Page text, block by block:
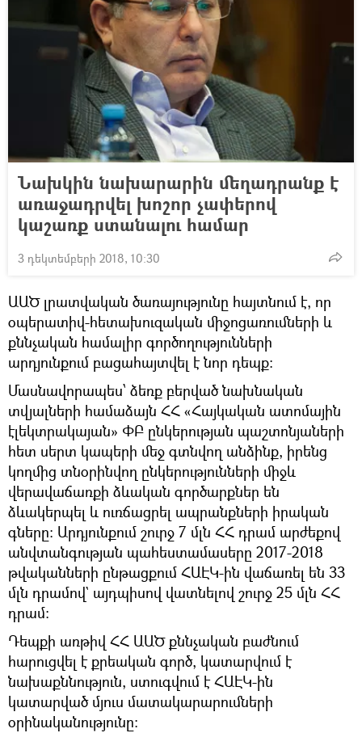
Նախկին նախարարին մեղադրանք է
առաջադրվել խոշոր չափերով
կաշառք ստանալու համար
3 դեկտեմբերի 2018, 10:30
ԱԱԾ լրատվական ծառայությունը հայտնում է, որ
օպերատիվ-հետախուզական միջոցառումների և
քննչական համալիր գործողությունների
արդյունքում բացահայտվել է նոր դեպք:
Մասնավորապես՝ ձեռք բերված նախնական
տվյալների համաձայն ՀՀ «Հայկական ատոմային
էլեկտրակայան» ՓԲ ընկերության պաշտոնյաների
հետ սերտ կապերի մեջ գտնվող անձինք, իրենց
կողմից տնօրինվող ընկերությունների միջև
վերավաճառքի ձևական գործարքներ են
ձևակերպել և ուռճացրել ապրանքների իրական
գները։ Արդյունքում շուրջ 7 մլն ՀՀ դրամ արժեքով
անվտանգության պահեստամասերը 2017-2018
թվականների ընթացքում ՀԱԷԿ-ին վաճառել են 33
մլն դրամով` այդպիսով վատնելով շուրջ 25 մլն ՀՀ
դրամ:
Դեպքի առթիվ ՀՀ ԱԱԾ քննչական բաժնում
հարուցվել է քրեական գործ, կատարվում է
նախաքննություն, ստուգվում է ՀԱԷԿ-ին
կատարված մյուս մատակարարումների
օրինականությունը: